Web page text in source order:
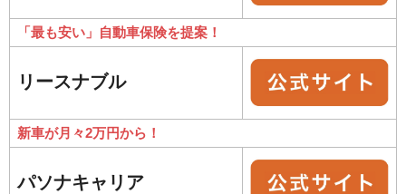
「最も安い」自動車保険を提案！
リースナブル
新車が月々2万円から！
パソナキャリア